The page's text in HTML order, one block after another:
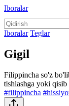
Iboralar
Iboralar Teglar
Gigil
Filippincha so'z
tishlashga yoki
#filippincha